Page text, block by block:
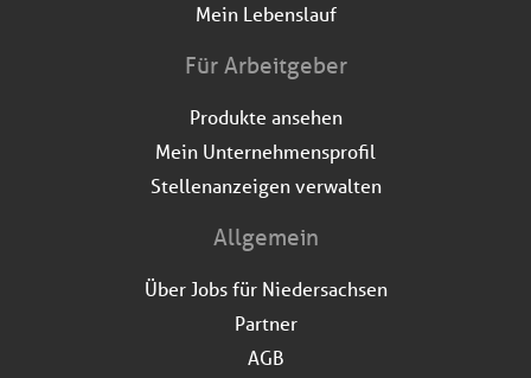
Mein Lebenslauf
Für Arbeitgeber
Produkte ansehen
Mein Unternehmensprofil
Stellenanzeigen verwalten
Allgemein
Über Jobs für Niedersachsen
Partner
AGB